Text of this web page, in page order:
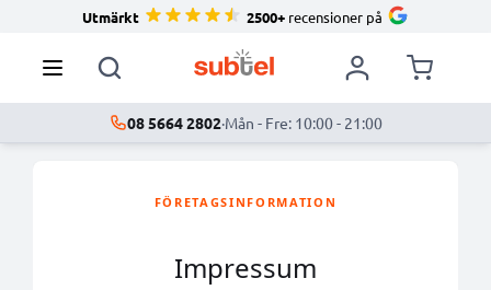
Utmärkt 2500+ recensioner på
08 5664 2802·Mån - Fre: 10:00 - 21:00
FÖRETAGSINFORMATION
Impressum